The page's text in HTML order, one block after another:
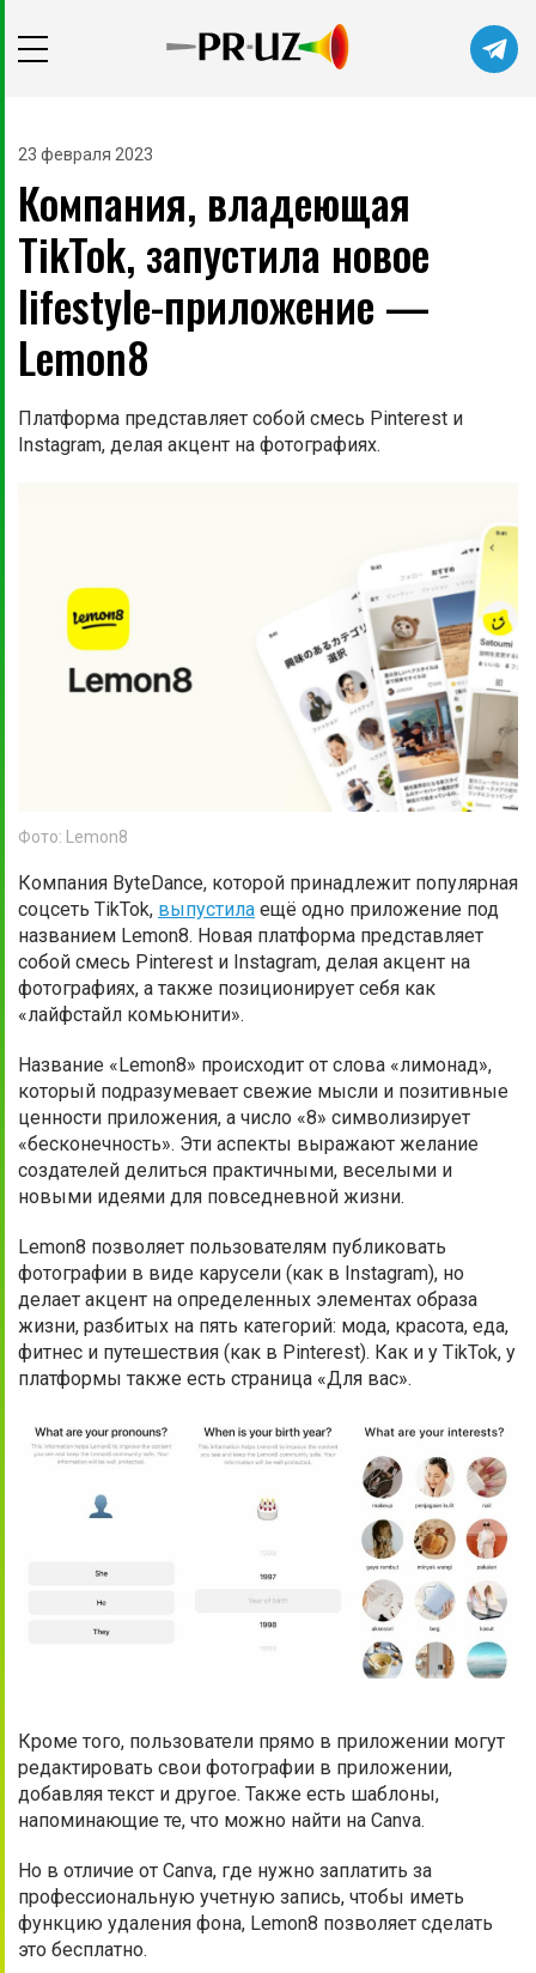
Не сейчас Подписаться
23 февраля 2023
Компания, владеющая
TikTok, запустила новое
lifestyle-приложение —
Lemon8
Платформа представляет собой смесь Pinterest и
Instagram, делая акцент на фотографиях.
Фото: Lemon8
Компания ByteDance, которой принадлежит популярная
соцсеть TikTok, выпустила ещё одно приложение под
названием Lemon8. Новая платформа представляет
собой смесь Pinterest и Instagram, делая акцент на
фотографиях, а также позиционирует себя как
«лайфстайл комьюнити».
Название «Lemon8» происходит от слова «лимонад»,
который подразумевает свежие мысли и позитивные
ценности приложения, а число «8» символизирует
«бесконечность». Эти аспекты выражают желание
создателей делиться практичными, веселыми и
новыми идеями для повседневной жизни.
Lemon8 позволяет пользователям публиковать
фотографии в виде карусели (как в Instagram), но
делает акцент на определенных элементах образа
жизни, разбитых на пять категорий: мода, красота, еда,
фитнес и путешествия (как в Pinterest). Как и у TikTok, у
платформы также есть страница «Для вас».
Кроме того, пользователи прямо в приложении могут
редактировать свои фотографии в приложении,
добавляя текст и другое. Также есть шаблоны,
напоминающие те, что можно найти на Canva.
Но в отличие от Canva, где нужно заплатить за
профессиональную учетную запись, чтобы иметь
функцию удаления фона, Lemon8 позволяет сделать
это бесплатно.